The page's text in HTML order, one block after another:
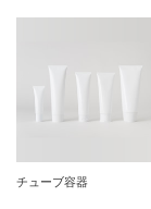
チューブ容器